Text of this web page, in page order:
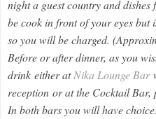
night a guest country and
be cook in front of your eyes but
so you will be charged.
Before or after dinner, as you
drink either atNika Lounge Bar
reception or at the Cocktail Bar,
In both bars you will have